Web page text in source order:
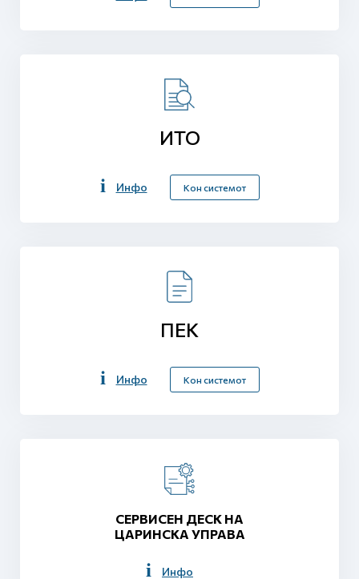
ИТО
Инфо Кон системот
ПЕК
Инфо Кон системот
СЕРВИСЕН ДЕСК НА
ЦАРИНСКА УПРАВА
Инфо